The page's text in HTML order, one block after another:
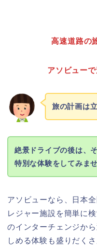
高速道路の
アソビュー
旅の計画は
絶景ドライブの後は、
特別な体験をしてみま
アソビューなら、日本
レジャー施設を簡単に
のインターチェンジか
しめる体験も盛りだくさ